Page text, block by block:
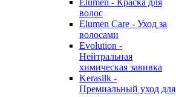
Elumen - Краска для
волос
Elumen Care - Уход за
волосами
Evolution -
Нейтральная
химическая завивка
Kerasilk -
Премиальный уход для